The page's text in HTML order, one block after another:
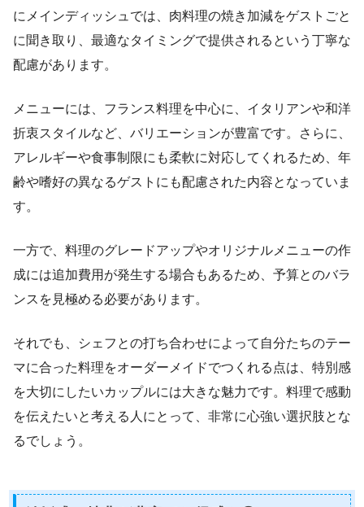
にメインディッシュでは、肉料理の焼き加減をゲストごと
に聞き取り、最適なタイミングで提供されるという丁寧な
配慮があります。
メニューには、フランス料理を中心に、イタリアンや和洋
折衷スタイルなど、バリエーションが豊富です。さらに、
アレルギーや食事制限にも柔軟に対応してくれるため、年
齢や嗜好の異なるゲストにも配慮された内容となっていま
す。
一方で、料理のグレードアップやオリジナルメニューの作
成には追加費用が発生する場合もあるため、予算とのバラ
ンスを見極める必要があります。
それでも、シェフとの打ち合わせによって自分たちのテー
マに合った料理をオーダーメイドでつくれる点は、特別感
を大切にしたいカップルには大きな魅力です。料理で感動
を伝えたいと考える人にとって、非常に心強い選択肢とな
るでしょう。